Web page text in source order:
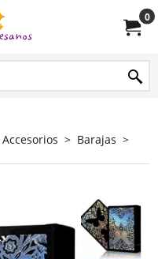
0
Accesorios > Barajas >